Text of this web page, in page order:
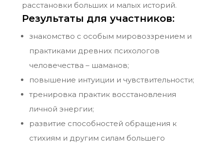
расстановки больших и малых историй.
Результаты для участников:
знакомство с особым мировоззрением и
практиками древних психологов
человечества – шаманов;
повышение интуиции и чувствительности;
тренировка практик восстановления
личной энергии;
развитие способностей обращения к
стихиям и другим силам большего